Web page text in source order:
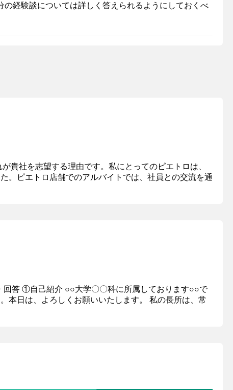
の経験談については詳しく答えられるようにしておくべ
貴社を志望する理由です。私にとってのピエトロは、
。ピエトロ店舗でのアルバイトでは、社員との交流を通
回答 ①自己紹介 ○○大学〇〇科に所属しております○○で
本日は、よろしくお願いいたします。 私の長所は、常